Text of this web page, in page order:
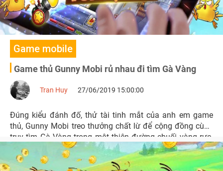
Game mobile
Game thủ Gunny Mobi rủ nhau đi tìm Gà Vàng
Tran Huy 27/06/2019 15:00:00
Đúng kiểu đánh đố, thử tài tinh mắt của anh em game
thủ, Gunny Mobi treo thưởng chất lừ để cộng đồng cùng
truy tìm Gà Vàng trong một thiên đường chuối vàng rực.
Tựa game này cũng đang tiếp tục tặng thưởng nhiều quà
trong game cho hàng loạt hoạt động server mới.